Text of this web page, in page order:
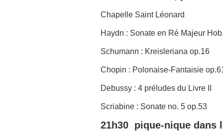
Chapelle Saint Léonard
Haydn : Sonate en Ré Majeur
Schumann : Kreisleriana op.16
Chopin : Polonaise-Fantaisie
Debussy : 4 préludes du Livre II
Scriabine : Sonate no. 5 op.53
21h30 pique-nique dans